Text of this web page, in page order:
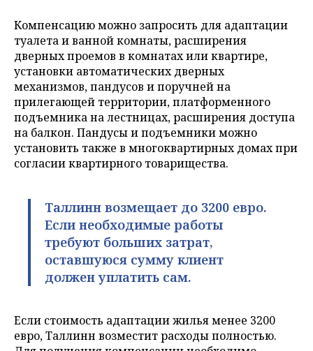
Компенсацию можно запросить для адаптации
туалета и ванной комнаты, расширения
дверных проемов в комнатах или квартире,
установки автоматических дверных
механизмов, пандусов и поручней на
прилегающей территории, платформенного
подъемника на лестницах, расширения доступа
на балкон. Пандусы и подъемники можно
установить также в многоквартирных домах при
согласии квартирного товарищества.
Таллинн возмещает до 3200 евро.
Если необходимые работы
требуют больших затрат,
оставшуюся сумму клиент
должен уплатить сам.
Если стоимость адаптации жилья менее 3200
евро, Таллинн возместит расходы полностью.